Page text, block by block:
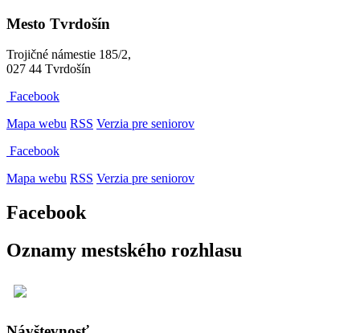
Mesto Tvrdošín
Trojičné námestie 185/2,
027 44 Tvrdošín
Facebook
Mapa webu RSS Verzia pre seniorov
Facebook
Mapa webu RSS Verzia pre seniorov
Facebook
Oznamy mestského rozhlasu